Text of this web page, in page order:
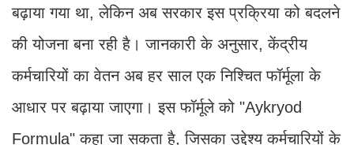
बढ़ाया गया था, लेकिन अब सरकार इस प्रक्रिया को बदलने
की योजना बना रही है। जानकारी के अनुसार, केंद्रीय
कर्मचारियों का वेतन अब हर साल एक निश्चित फॉर्मूला के
आधार पर बढ़ाया जाएगा। इस फॉर्मूले को "Aykryod
Formula" कहा जा सकता है, जिसका उद्देश्य कर्मचारियों के